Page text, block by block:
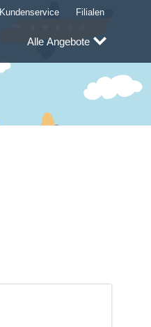
Kundenservice Filialen
Alle Angebote